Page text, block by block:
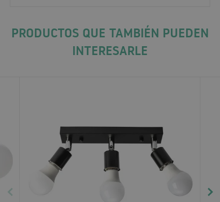
PRODUCTOS QUE TAMBIÉN PUEDEN
INTERESARLE